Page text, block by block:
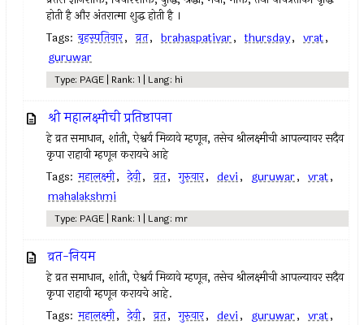
होती है और अंतरात्मा शुद्ध होती है ।
Tags: बृहस्पतिवार, व्रत, brahaspativar, thursday, vrat,
guruwar
Type: PAGE | Rank: 1 | Lang: hi
श्री महालक्ष्मीची प्रतिष्ठापना
हे व्रत समाधान, शांती, ऐश्वर्य मिळावे म्हणून, तसेच श्रीलक्ष्मीची आपल्यावर सदैव
कृपा राहावी म्हणून करायचे आहे
Tags: महालक्ष्मी, देवी, व्रत, गुरुवार, devi, guruwar, vrat,
mahalakshmi
Type: PAGE | Rank: 1 | Lang: mr
व्रत-नियम
हे व्रत समाधान, शांती, ऐश्वर्य मिळावे म्हणून, तसेच श्रीलक्ष्मीची आपल्यावर सदैव
कृपा राहावी म्हणून करायचे आहे.
Tags: महालक्ष्मी, देवी, व्रत, गुरुवार, devi, guruwar, vrat,